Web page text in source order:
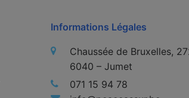
Informations Légales
Chaussée de Bruxelles,
6040 – Jumet
071 15 94 78